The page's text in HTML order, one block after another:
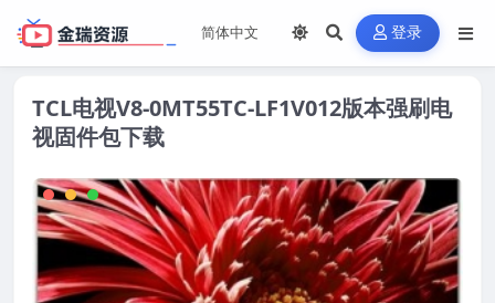
登录
TCL电视V8-0MT55TC-LF1V012版本强刷电
视固件包下载